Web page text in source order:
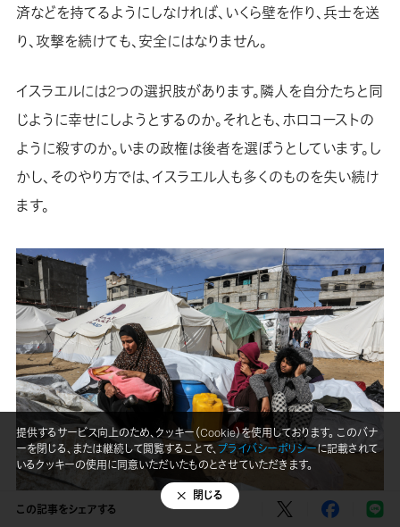
済などを持てるようにしなければ、いくら壁を作り、兵士を送
り、攻撃を続けても、安全にはなりません。
イスラエルには2つの選択肢があります。隣人を自分たちと同
じように幸せにしようとするのか。それとも、ホロコーストの
ように殺すのか。いまの政権は後者を選ぼうとしています。し
かし、そのやり方では、イスラエル人も多くのものを失い続け
ます。
空爆を逃れてエジプト国境の町、ラファに避難した家族。厳しいテント生活を送る
この記事をシェアする
提供するサービス向上のため、クッキー（Cookie）を使用しております。 このバナ
ーを閉じる、または継続して閲覧することで、プライバシーポリシーに記載されて
いるクッキーの使用に同意いただいたものとさせていただきます。
閉じる